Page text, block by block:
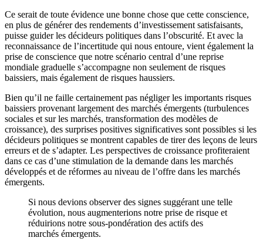
Ce serait de toute évidence une bonne chose que cette conscience,
en plus de générer des rendements d’investissement satisfaisants,
puisse guider les décideurs politiques dans l’obscurité. Et avec la
reconnaissance de l’incertitude qui nous entoure, vient également la
prise de conscience que notre scénario central d’une reprise
mondiale graduelle s’accompagne non seulement de risques
baissiers, mais également de risques haussiers.
Bien qu’il ne faille certainement pas négliger les importants risques
baissiers provenant largement des marchés émergents (turbulences
sociales et sur les marchés, transformation des modèles de
croissance), des surprises positives significatives sont possibles si les
décideurs politiques se montrent capables de tirer des leçons de leurs
erreurs et de s’adapter. Les perspectives de croissance profiteraient
dans ce cas d’une stimulation de la demande dans les marchés
développés et de réformes au niveau de l’offre dans les marchés
émergents.
Si nous devions observer des signes suggérant une telle
évolution, nous augmenterions notre prise de risque et
réduirions notre sous-pondération des actifs des
marchés émergents.